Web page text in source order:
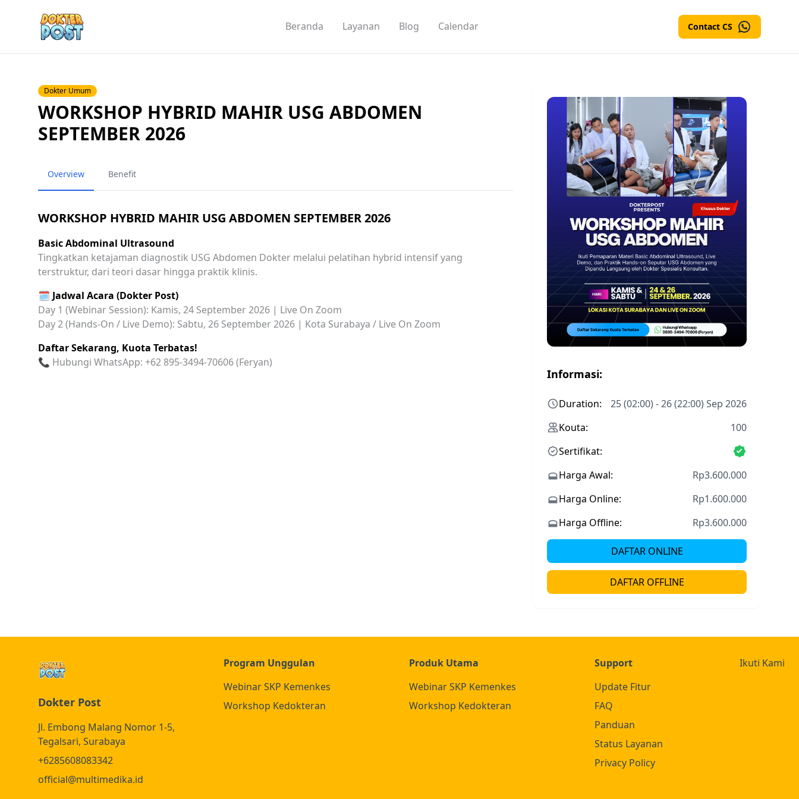
Contact CS
Beranda Layanan Blog Calendar
Dokter Umum
WORKSHOP HYBRID MAHIR USG ABDOMEN
SEPTEMBER 2026
Overview Benefit
WORKSHOP HYBRID MAHIR USG ABDOMEN SEPTEMBER 2026
Basic Abdominal Ultrasound
Tingkatkan ketajaman diagnostik USG Abdomen Dokter melalui pelatihan hybrid intensif yang
terstruktur, dari teori dasar hingga praktik klinis.
🗓️ Jadwal Acara (Dokter Post)
Day 1 (Webinar Session): Kamis, 24 September 2026 | Live On Zoom
Day 2 (Hands-On / Live Demo): Sabtu, 26 September 2026 | Kota Surabaya / Live On Zoom
Daftar Sekarang, Kuota Terbatas!
📞 Hubungi WhatsApp: +62 895-3494-70606 (Feryan)
Informasi:
Duration:
25 (02:00) - 26 (22:00) Sep 2026
Kouta:
100
Sertifikat:
Harga Awal:
Rp3.600.000
Harga Online:
Rp1.600.000
Harga Offline:
Rp3.600.000
DAFTAR ONLINE
DAFTAR OFFLINE
Dokter Post
Jl. Embong Malang Nomor 1-5,
Tegalsari, Surabaya
+6285608083342
official@multimedika.id
Program Unggulan
Webinar SKP Kemenkes
Workshop Kedokteran
Produk Utama
Webinar SKP Kemenkes
Workshop Kedokteran
Support
Update Fitur
FAQ
Panduan
Status Layanan
Privacy Policy
Ikuti Kami